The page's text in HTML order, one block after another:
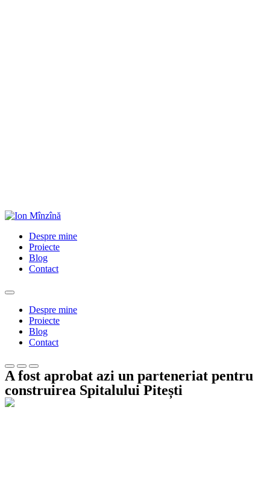
Despre mine
Proiecte
Blog
Contact
Despre mine
Proiecte
Blog
Contact
A fost aprobat azi un parteneriat pentru
construirea Spitalului Pitești